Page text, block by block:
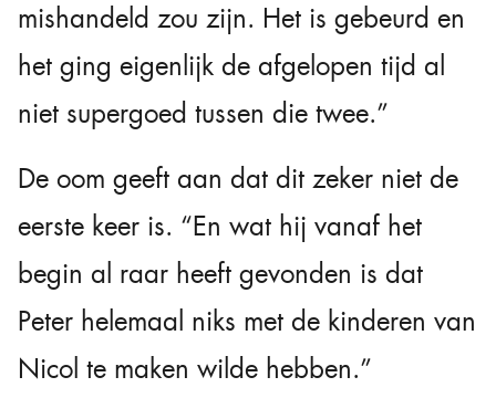
mishandeld zou zijn. Het is gebeurd en
het ging eigenlijk de afgelopen tijd al
niet supergoed tussen die twee.”
De oom geeft aan dat dit zeker niet de
eerste keer is. “En wat hij vanaf het
begin al raar heeft gevonden is dat
Peter helemaal niks met de kinderen van
Nicol te maken wilde hebben.”